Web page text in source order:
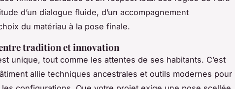
d’un dialogue fluide, d’un accompagnement
du matériau à la pose finale.
tradition et innovation
unique, tout comme les attentes de ses habitants. C’est
allie techniques ancestrales et outils modernes pour